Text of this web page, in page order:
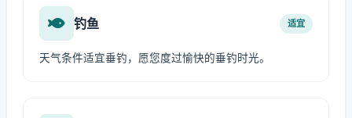
钓鱼 适宜
天气条件适宜垂钓，愿您度过愉快的垂钓时光。